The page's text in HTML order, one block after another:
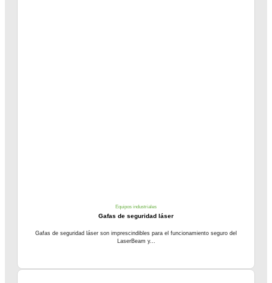
Equipos industriales
Gafas de seguridad láser
Gafas de seguridad láser son imprescindibles para el funcionamiento seguro del
LaserBeam y...